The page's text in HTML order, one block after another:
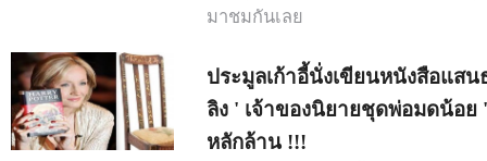
มาชมกันเลย
ประมูลเก้าอี้นั่งเขียนหนังสือแสน
ลิง ' เจ้าของนิยายชุดพ่อมดน้อย
หลักล้าน !!!